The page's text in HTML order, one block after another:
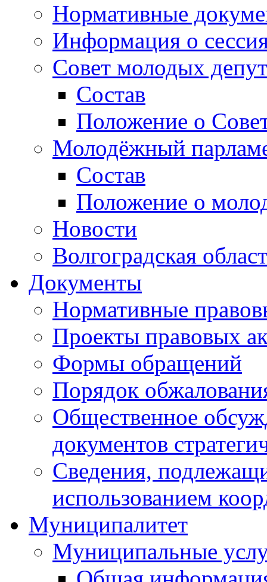
Нормативные
Информация о
Совет молодых
Состав
Положение о
Молодёжный
Состав
Положение о
Новости
Волгоградская
Документы
Нормативные
Проекты правовых
Формы обращений
Порядок
Общественное
документов
Сведения,
использованием
Муниципалитет
Муниципальные